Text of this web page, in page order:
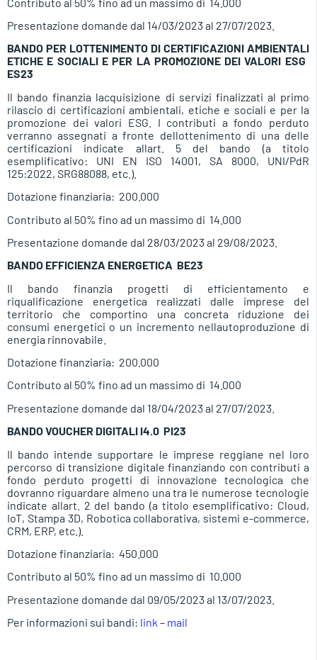
Presentazione domande dal 14/03/2023 al 27/07/2023.
BANDO PER LOTTENIMENTO DI CERTIFICAZIONI AMBIENTALI
ETICHE E SOCIALI E PER LA PROMOZIONE DEI VALORI ESG 
ES23
Il bando finanzia lacquisizione di servizi finalizzati al primo
rilascio di certificazioni ambientali, etiche e sociali e per la
promozione dei valori ESG. I contributi a fondo perduto
verranno assegnati a fronte dellottenimento di una delle
certificazioni indicate allart. 5 del bando (a titolo
esemplificativo: UNI EN ISO 14001, SA 8000, UNI/PdR
125:2022, SRG88088, etc.).
Dotazione finanziaria:  200.000
Contributo al 50% fino ad un massimo di  14.000
Presentazione domande dal 28/03/2023 al 29/08/2023.
BANDO EFFICIENZA ENERGETICA  BE23
Il bando finanzia progetti di efficientamento e
riqualificazione energetica realizzati dalle imprese del
territorio che comportino una concreta riduzione dei
consumi energetici o un incremento nellautoproduzione di
energia rinnovabile.
Dotazione finanziaria:  200.000
Contributo al 50% fino ad un massimo di  14.000
Presentazione domande dal 18/04/2023 al 27/07/2023.
BANDO VOUCHER DIGITALI I4.0  PI23
Il bando intende supportare le imprese reggiane nel loro
percorso di transizione digitale finanziando con contributi a
fondo perduto progetti di innovazione tecnologica che
dovranno riguardare almeno una tra le numerose tecnologie
indicate allart. 2 del bando (a titolo esemplificativo: Cloud,
IoT, Stampa 3D, Robotica collaborativa, sistemi e-commerce,
CRM, ERP, etc.).
Dotazione finanziaria:  450.000
Contributo al 50% fino ad un massimo di  10.000
Presentazione domande dal 09/05/2023 al 13/07/2023.
Per informazioni sui bandi: link – mail